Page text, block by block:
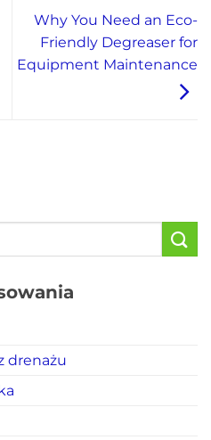
Why You Need an Eco-
Friendly Degreaser for
Equipment Maintenance
drenażu